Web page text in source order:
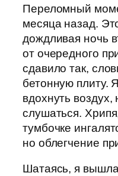
Переломный
месяца назад.
дождливая ночь
от очередного
сдавило так,
бетонную плиту.
вдохнуть воздух,
слушаться.
тумбочке
но облегчение
Шатаясь, я